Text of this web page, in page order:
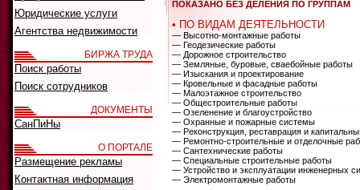
ПОКАЗАНО БЕЗ ДЕЛЕНИЯ ПО ГРУППАМ
• ПО ВИДАМ ДЕЯТЕЛЬНОСТИ
— Высотно-монтажные работы
— Геодезические работы
— Дорожное строительство
— Земляные, буровые, сваебойные работы
— Изыскания и проектирование
— Кровельные и фасадные работы
— Малоэтажное строительство
— Общестроительные работы
— Озеленение и благоустройство
— Охранные и пожарные системы
— Реконструкция, реставрация и
— Ремонтно-строительные и отделочные
— Сантехнические работы
— Специальные строительные работы
— Устройство и эксплуатации инженерных
— Электромонтажные работы
Юридические услуги
Агентства недвижимости
БИРЖА ТРУДА
Поиск работы
Поиск сотрудников
ДОКУМЕНТЫ
СанПиНы
О ПОРТАЛЕ
Размещение рекламы
Контактная информация